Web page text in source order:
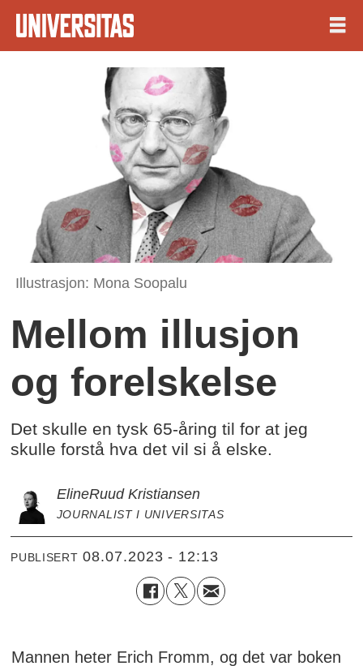
Illustrasjon: Mona Soopalu
Mellom illusjon
og forelskelse
Det skulle en tysk 65-åring til for at jeg
skulle forstå hva det vil si å elske.
ElineRuud Kristiansen
JOURNALIST I UNIVERSITAS
PUBLISERT 08.07.2023 - 12:13
Mannen heter Erich Fromm, og det var boken